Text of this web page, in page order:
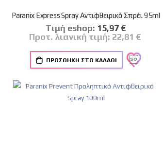
Paranix Express Spray Αντιφθειρικό Σπρέι 95ml
Tιμή eshop: Ειδική
Τιμή
15,97 €
Προτ. λιανική τιμή: 22,81 €
ΠΡΟΣΘΉΚΗ ΣΤΟ ΚΑΛΆΘΙ